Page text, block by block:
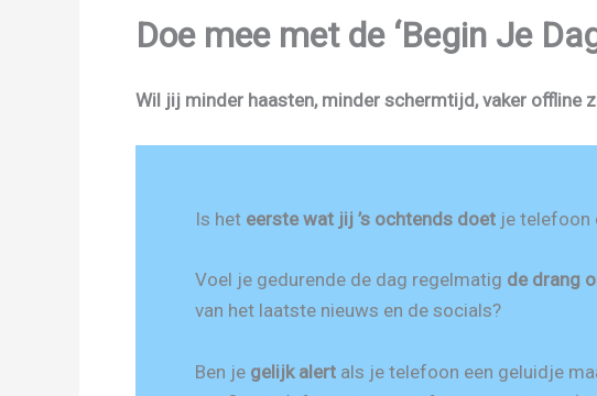
Doe mee met de ‘Begin Je
Wil jij minder haasten, minder schermtijd, vaker offline
Is het eerste wat jij ’s ochtends doetje telefoon
Voel je gedurende de dag regelmatig de drang
van het laatste nieuws en de socials?
Ben je gelijk alertals je telefoon een geluidje